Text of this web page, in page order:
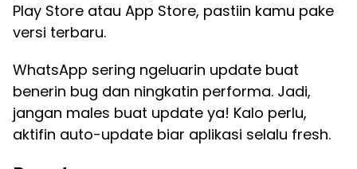
Play Store atau App Store, pastiin kamu pake
versi terbaru.
WhatsApp sering ngeluarin update buat
benerin bug dan ningkatin performa. Jadi,
jangan males buat update ya! Kalo perlu,
aktifin auto-update biar aplikasi selalu fresh.